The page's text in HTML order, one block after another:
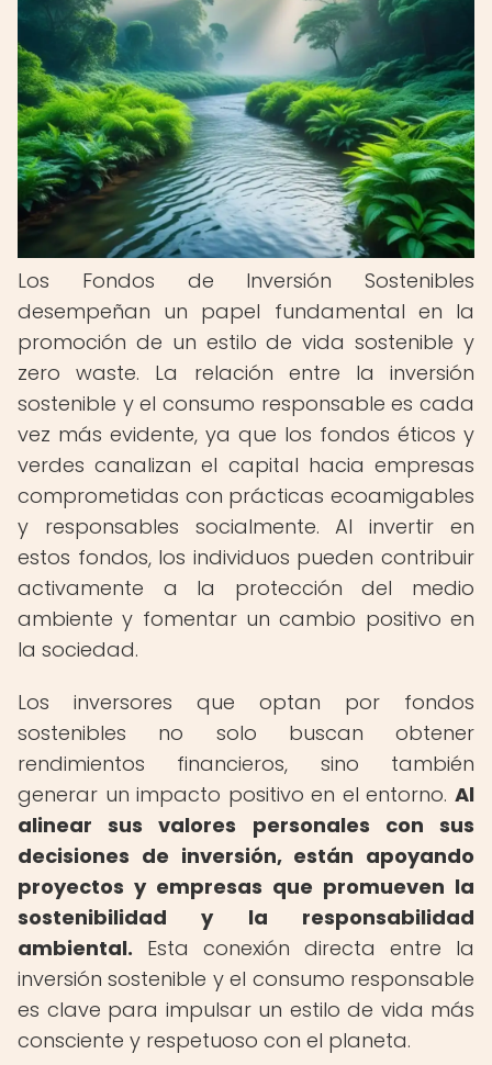
Los Fondos de Inversión Sostenibles
desempeñan un papel fundamental en la
promoción de un estilo de vida sostenible y
zero waste. La relación entre la inversión
sostenible y el consumo responsable es cada
vez más evidente, ya que los fondos éticos y
verdes canalizan el capital hacia empresas
comprometidas con prácticas ecoamigables
y responsables socialmente. Al invertir en
estos fondos, los individuos pueden contribuir
activamente a la protección del medio
ambiente y fomentar un cambio positivo en
la sociedad.
Los inversores que optan por fondos
sostenibles no solo buscan obtener
rendimientos financieros, sino también
generar un impacto positivo en el entorno. Al
alinear sus valores personales con sus
decisiones de inversión, están apoyando
proyectos y empresas que promueven la
sostenibilidad y la responsabilidad
ambiental. Esta conexión directa entre la
inversión sostenible y el consumo responsable
es clave para impulsar un estilo de vida más
consciente y respetuoso con el planeta.